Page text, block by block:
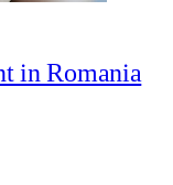
in Romania